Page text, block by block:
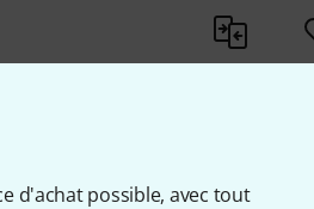
d'achat possible, avec tout